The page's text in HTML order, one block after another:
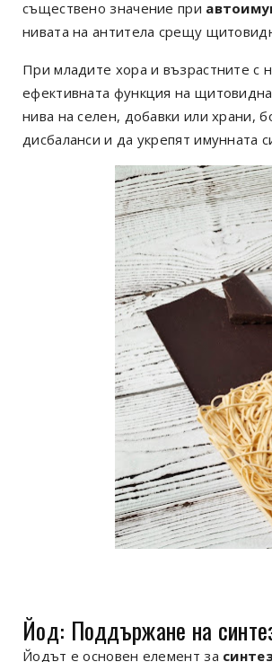
съществено значение при
нивата на антитела срещу
При младите хора и възрастните с
ефективната функция на
нива на селен, добавки или храни,
дисбаланси и да укрепят имунната
Йод: Поддържане на
Йодът е основен елемент за